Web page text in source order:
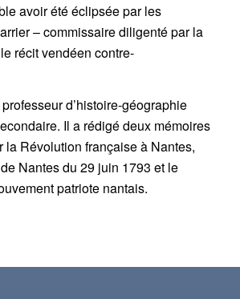
avoir été éclipsée par les
– commissaire diligenté par la
récit vendéen contre-
d’histoire-géographie
Il a rédigé deux mémoires
la Révolution française à Nantes,
Nantes du 29 juin 1793 et le
patriote nantais.